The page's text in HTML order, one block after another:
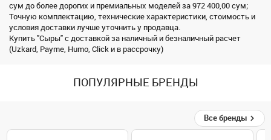
сум до более дорогих и премиальных моделей за 972 400,00 сум;
Точную комплектацию, технические характеристики, стоимость и
условия доставки лучше уточнить у продавца.
Купить "Сыры" с доставкой за наличный и безналичный расчет
(Uzkard, Payme, Humo, Click и в рассрочку)
ПОПУЛЯРНЫЕ БРЕНДЫ
Все бренды